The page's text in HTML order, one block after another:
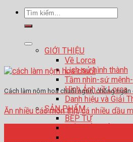
Tìm
kiếm:
GIỚI THIỆU
Về Lorca
Lịch sử hình thành
Tầm nhìn-sứ
Hình Ảnh về Lorca
Danh hiệu và Giải
SẢN PHẨM
BẾP TỪ
Cách làm nộm hoa chuối ngon, chống
Ăn nhiều các món thịt, cá nhiều dầu